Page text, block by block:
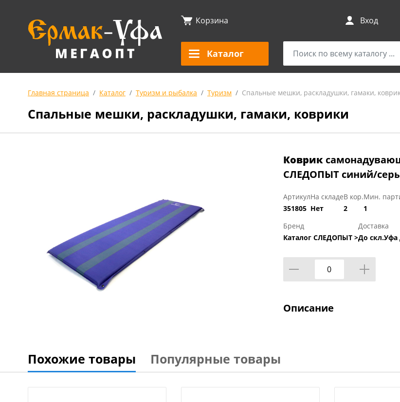
Корзина Вход
Каталог
Главная страница Каталог Туризм и рыбалка Туризм Спальные мешки, раскладушки, гамаки,
Спальные мешки, раскладушки, гамаки, коврики
Коврик
СЛЕДОПЫТ синий/
Артикул
351805
На складе
Нет
В кор.
2
Мин.
1
Бренд
Каталог СЛЕДОПЫТ >
Доставка
До скл.Уфа
Описание
Похожие товары Популярные товары